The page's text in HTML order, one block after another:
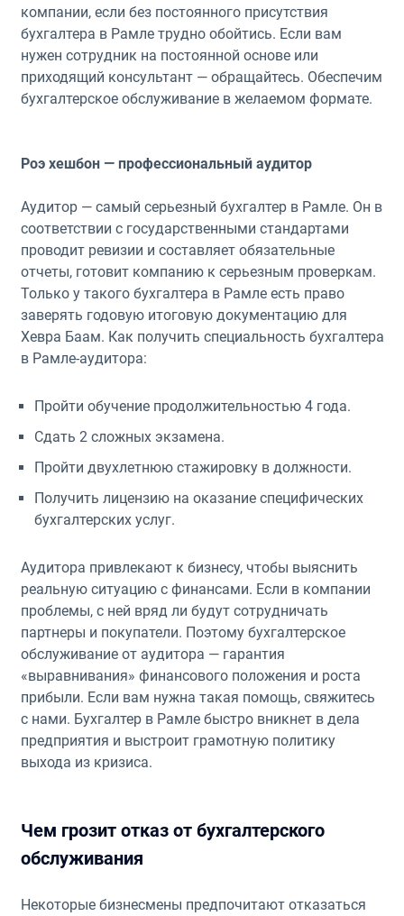
компании, если без постоянного присутствия
бухгалтера в Рамле трудно обойтись. Если вам
нужен сотрудник на постоянной основе или
приходящий консультант — обращайтесь. Обеспечим
бухгалтерское обслуживание в желаемом формате.
Роэ хешбон — профессиональный аудитор
Аудитор — самый серьезный бухгалтер в Рамле. Он в
соответствии с государственными стандартами
проводит ревизии и составляет обязательные
отчеты, готовит компанию к серьезным проверкам.
Только у такого бухгалтера в Рамле есть право
заверять годовую итоговую документацию для
Хевра Баам. Как получить специальность бухгалтера
в Рамле-аудитора:
Пройти обучение продолжительностью 4 года.
Сдать 2 сложных экзамена.
Пройти двухлетнюю стажировку в должности.
Получить лицензию на оказание специфических
бухгалтерских услуг.
Аудитора привлекают к бизнесу, чтобы выяснить
реальную ситуацию с финансами. Если в компании
проблемы, с ней вряд ли будут сотрудничать
партнеры и покупатели. Поэтому бухгалтерское
обслуживание от аудитора — гарантия
«выравнивания» финансового положения и роста
прибыли. Если вам нужна такая помощь, свяжитесь
с нами. Бухгалтер в Рамле быстро вникнет в дела
предприятия и выстроит грамотную политику
выхода из кризиса.
Чем грозит отказ от бухгалтерского
обслуживания
Некоторые бизнесмены предпочитают отказаться